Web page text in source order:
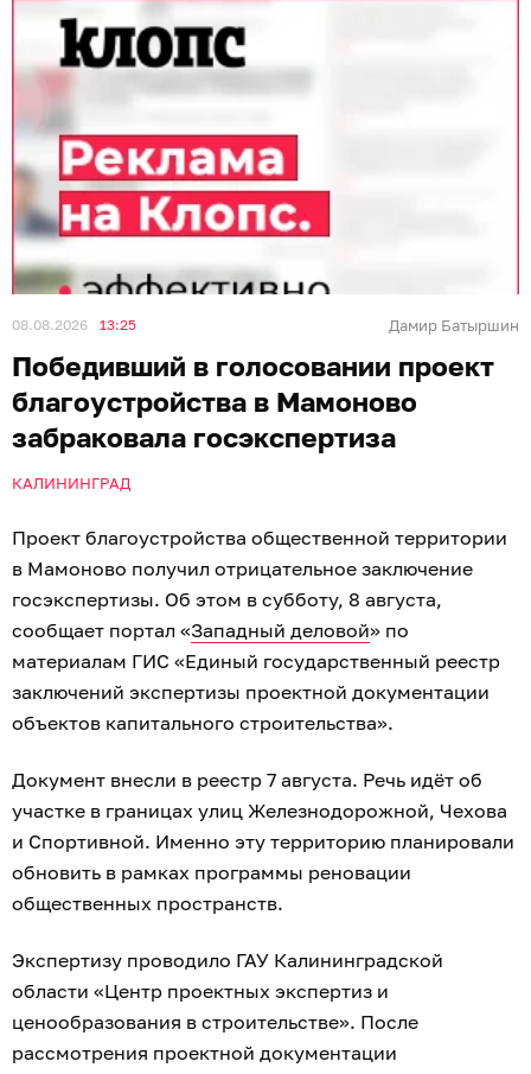
08.08.2026 13:25 Дамир Батыршин
Победивший в голосовании проект
благоустройства в Мамоново
забраковала госэкспертиза
КАЛИНИНГРАД
Проект благоустройства общественной территории
в Мамоново получил отрицательное заключение
госэкспертизы. Об этом в субботу, 8 августа,
сообщает портал «Западный деловой» по
материалам ГИС «Единый государственный реестр
заключений экспертизы проектной документации
объектов капитального строительства».
Документ внесли в реестр 7 августа. Речь идёт об
участке в границах улиц Железнодорожной, Чехова
и Спортивной. Именно эту территорию планировали
обновить в рамках программы реновации
общественных пространств.
Экспертизу проводило ГАУ Калининградской
области «Центр проектных экспертиз и
ценообразования в строительстве». После
рассмотрения проектной документации